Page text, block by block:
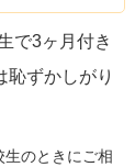
で3ヶ月付き
恥ずかしがり
生のときにご相